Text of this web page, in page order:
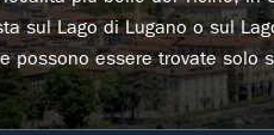
sul Lago di Lugano o sul
possono essere trovate solo